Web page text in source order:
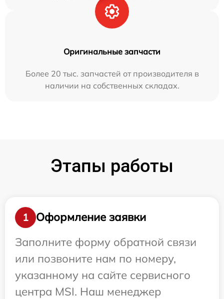
Оригинальные запчасти
Более 20 тыс. запчастей от производителя в
наличии на собственных складах.
Этапы работы
1
Оформление заявки
Заполните форму обратной связи
или позвоните нам по номеру,
указанному на сайте сервисного
центра MSI. Наш менеджер